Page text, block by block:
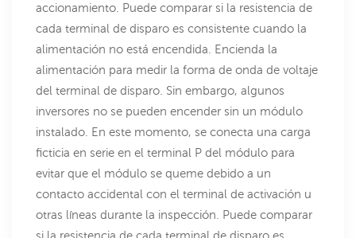
accionamiento. Puede comparar si la resistencia de
cada terminal de disparo es consistente cuando la
alimentación no está encendida. Encienda la
alimentación para medir la forma de onda de voltaje
del terminal de disparo. Sin embargo, algunos
inversores no se pueden encender sin un módulo
instalado. En este momento, se conecta una carga
ficticia en serie en el terminal P del módulo para
evitar que el módulo se queme debido a un
contacto accidental con el terminal de activación u
otras líneas durante la inspección. Puede comparar